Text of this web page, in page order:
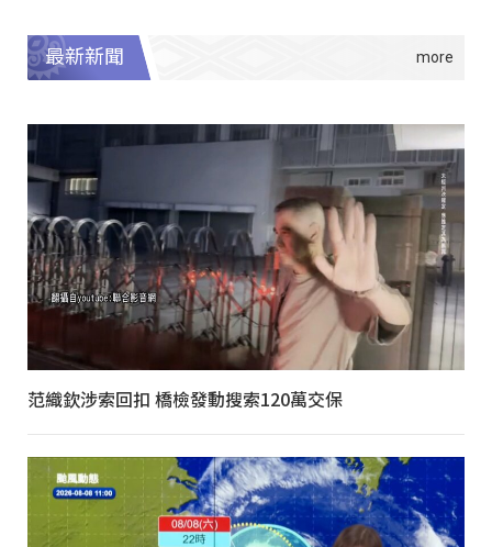
最新新聞
范織欽涉索回扣 橋檢發動搜索120萬交保